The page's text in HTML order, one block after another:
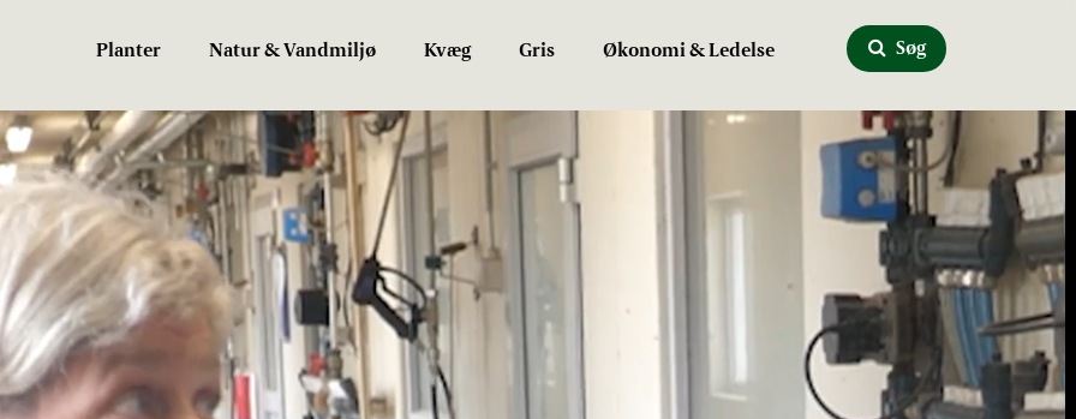
Planter Natur & Vandmiljø Kvæg Gris Økonomi & Ledelse Søg